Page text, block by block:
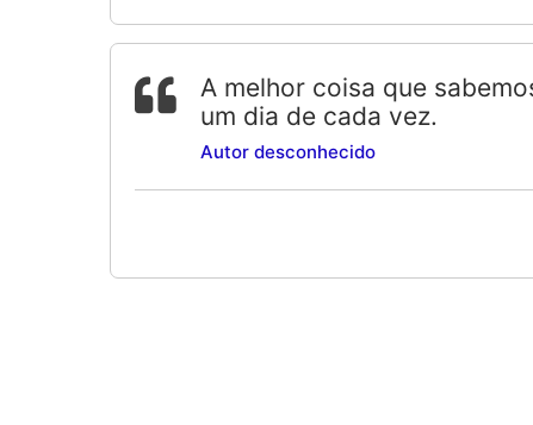
A melhor coisa que
um dia de cada vez.
Autor desconhecido